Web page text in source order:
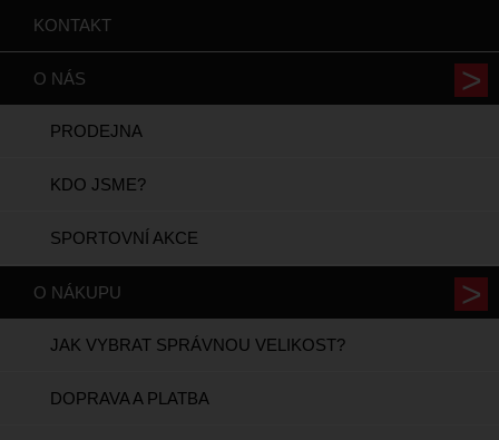
KONTAKT
O NÁS
PRODEJNA
KDO JSME?
SPORTOVNÍ AKCE
O NÁKUPU
JAK VYBRAT SPRÁVNOU VELIKOST?
DOPRAVA A PLATBA